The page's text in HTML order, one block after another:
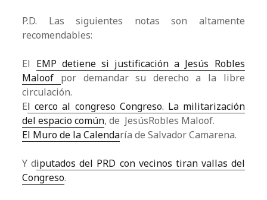
P.D. Las siguientes notas son altamente
recomendables:
El EMP detiene si justificación a Jesús Robles
Maloof por demandar su derecho a la libre
circulación.
El cerco al congreso Congreso. La militarización
del espacio común, de JesúsRobles Maloof.
El Muro de la Calendaría de Salvador Camarena.
Y diputados del PRD con vecinos tiran vallas del
Congreso.